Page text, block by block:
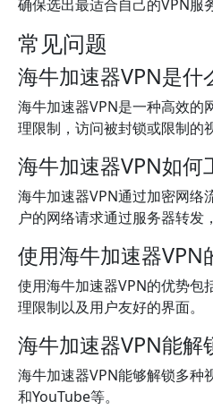
确保选出最适合自己的VPN服务
常见问题
海牛加速器VPN是什
海牛加速器VPN是一种高效的
理限制，访问被封锁或限制的
海牛加速器VPN如何
海牛加速器VPN通过加密网络
户的网络请求通过服务器转发
使用海牛加速器VPN
使用海牛加速器VPN的优势包
理限制以及用户友好的界面。
海牛加速器VPN能解
海牛加速器VPN能够解锁多
和YouTube等。